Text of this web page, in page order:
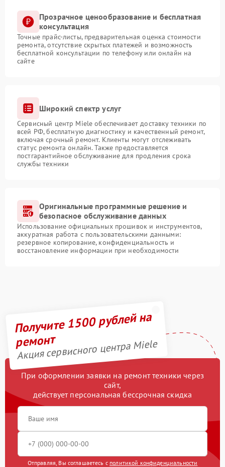
Прозрачное ценообразование и бесплатная
консультация
Точные прайс-листы, предварительная оценка стоимости
ремонта, отсутствие скрытых платежей и возможность
бесплатной консультации по телефону или онлайн на
сайте
Широкий спектр услуг
Сервисный центр Miele обеспечивает доставку техники по
всей РФ, бесплатную диагностику и качественный ремонт,
включая срочный ремонт. Клиенты могут отслеживать
статус ремонта онлайн. Также предоставляется
постгарантийное обслуживание для продления срока
службы техники
Оригинальные программные решение и
безопасное обслуживание данных
Использование официальных прошивок и инструментов,
аккуратная работа с пользовательскими данными:
резервное копирование, конфиденциальность и
восстановление информации при необходимости
Получите 1500 рублей на
ремонт
Акция сервисного центра Miele
При оформлении заявки на ремонт техники через
сайт,
действует персональная бессрочная скидка
Отправляя, Вы соглашаетесь с политикой конфиденциальности